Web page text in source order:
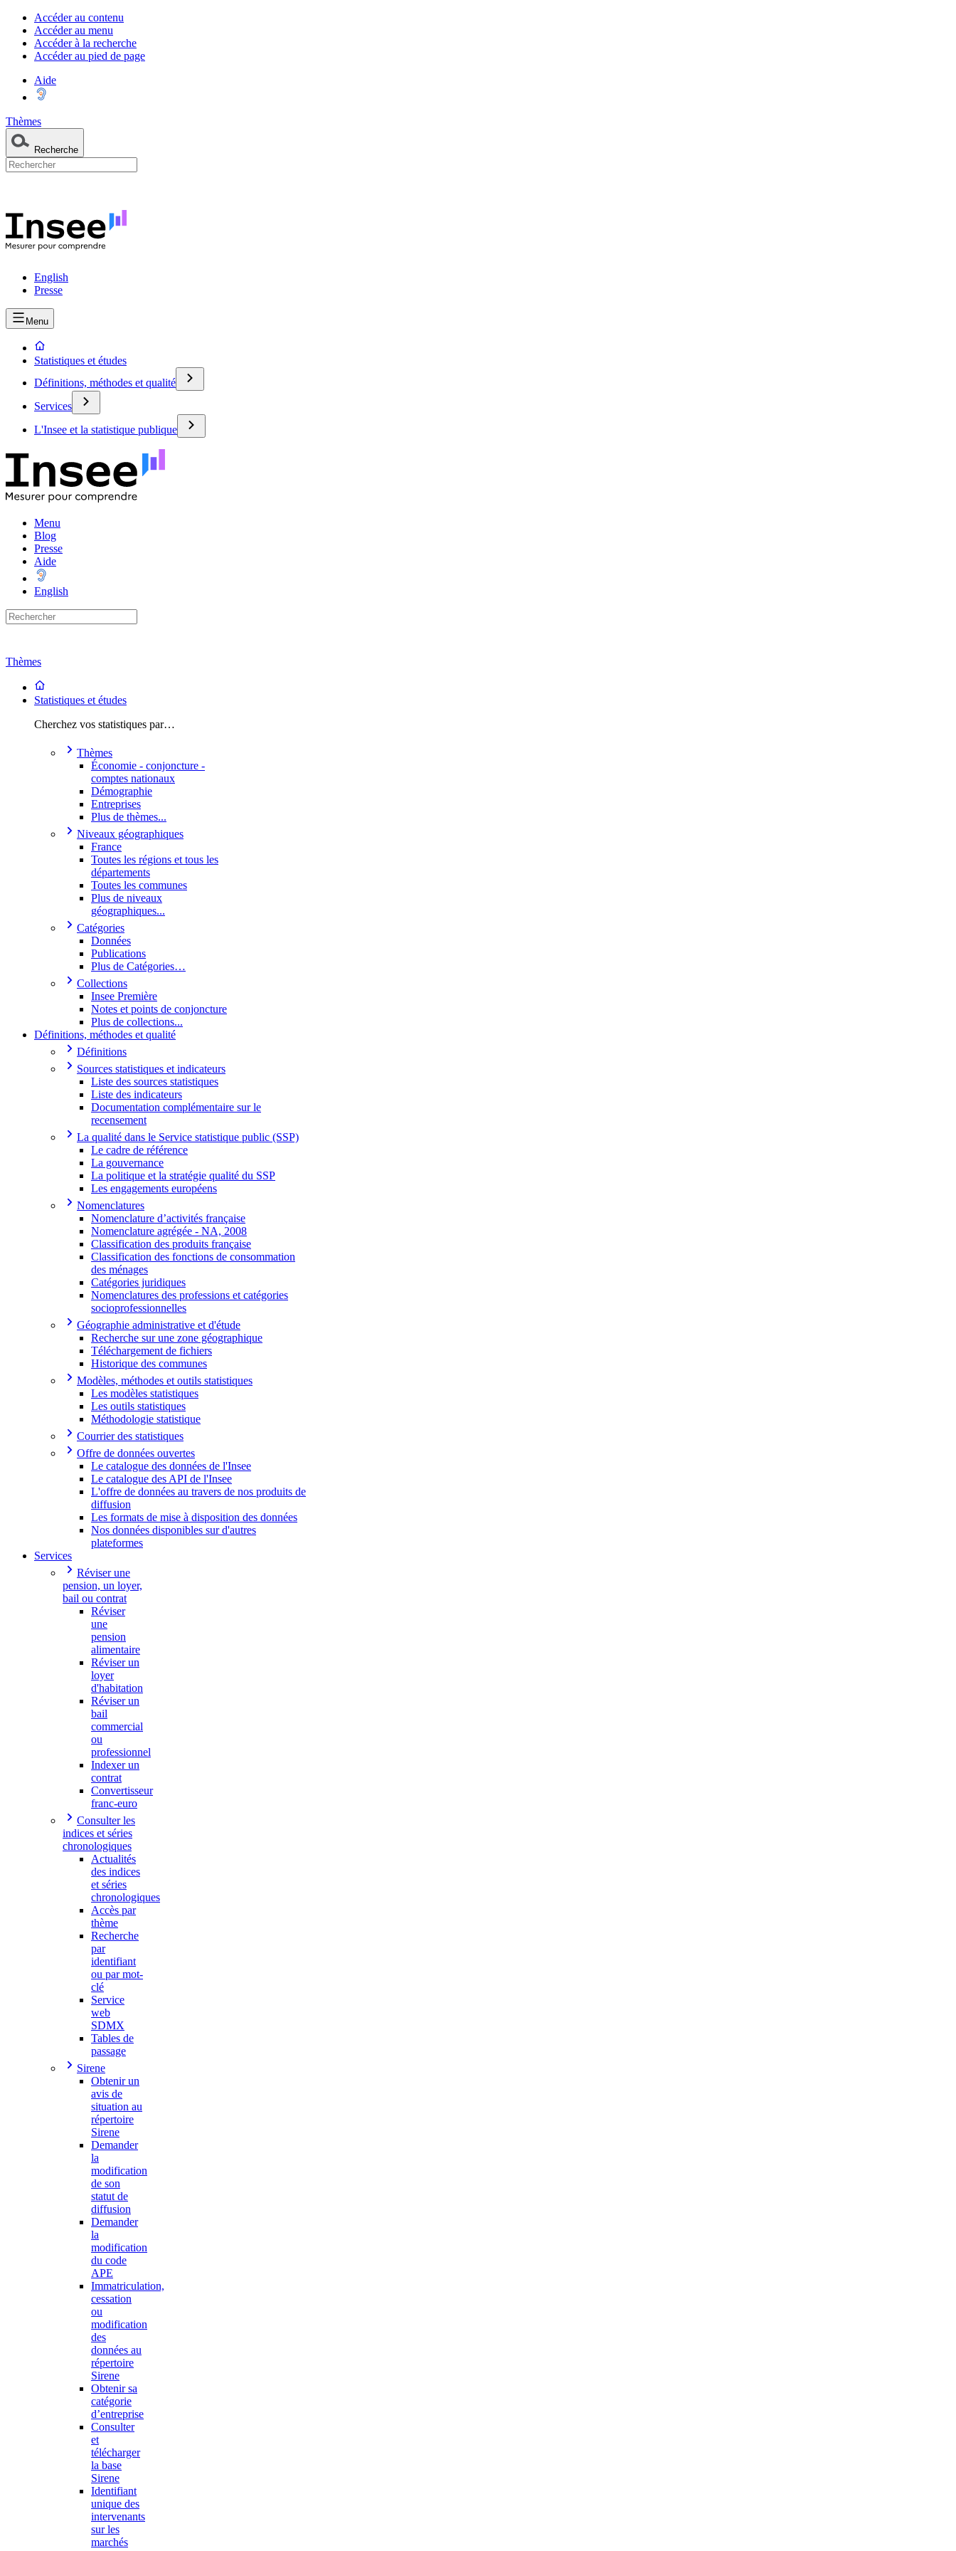
Accéder au contenu
Accéder au menu
Accéder à la recherche
Accéder au pied de page
Aide
Thèmes
Recherche
English
Presse
Menu
Statistiques et études
Définitions, méthodes et qualité
Services
L'Insee et la statistique publique
Menu
Blog
Presse
Aide
English
Thèmes
Statistiques et études
Cherchez vos statistiques par…
Thèmes
Économie - conjoncture -
comptes nationaux
Démographie
Entreprises
Plus de thèmes...
Niveaux géographiques
France
Toutes les régions et tous les
départements
Toutes les communes
Plus de niveaux
géographiques...
Catégories
Données
Publications
Plus de Catégories…
Collections
Insee Première
Notes et points de conjoncture
Plus de collections...
Définitions, méthodes et qualité
Définitions
Sources statistiques et indicateurs
Liste des sources statistiques
Liste des indicateurs
Documentation complémentaire sur le
recensement
La qualité dans le Service statistique public (SSP)
Le cadre de référence
La gouvernance
La politique et la stratégie qualité du SSP
Les engagements européens
Nomenclatures
Nomenclature d’activités française
Nomenclature agrégée - NA, 2008
Classification des produits française
Classification des fonctions de consommation
des ménages
Catégories juridiques
Nomenclatures des professions et catégories
socioprofessionnelles
Géographie administrative et d'étude
Recherche sur une zone géographique
Téléchargement de fichiers
Historique des communes
Modèles, méthodes et outils statistiques
Les modèles statistiques
Les outils statistiques
Méthodologie statistique
Courrier des statistiques
Offre de données ouvertes
Le catalogue des données de l'Insee
Le catalogue des API de l'Insee
L'offre de données au travers de nos produits de
diffusion
Les formats de mise à disposition des données
Nos données disponibles sur d'autres
plateformes
Services
Réviser une
pension, un loyer,
bail ou contrat
Réviser
une
pension
alimentaire
Réviser un
loyer
d'habitation
Réviser un
bail
commercial
ou
professionnel
Indexer un
contrat
Convertisseur
franc-euro
Consulter les
indices et séries
chronologiques
Actualités
des indices
et séries
chronologiques
Accès par
thème
Recherche
par
identifiant
ou par mot-
clé
Service
web
SDMX
Tables de
passage
Sirene
Obtenir un
avis de
situation au
répertoire
Sirene
Demander
la
modification
de son
statut de
diffusion
Demander
la
modification
du code
APE
Immatriculation,
cessation
ou
modification
des
données au
répertoire
Sirene
Obtenir sa
catégorie
d’entreprise
Consulter
et
télécharger
la base
Sirene
Identifiant
unique des
intervenants
sur les
marchés